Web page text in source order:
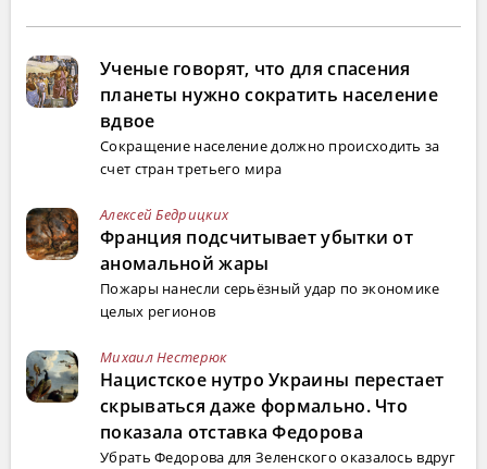
Ученые говорят, что для спасения
планеты нужно сократить население
вдвое
Сокращение население должно происходить за
счет стран третьего мира
Алексей Бедрицких
Франция подсчитывает убытки от
аномальной жары
Пожары нанесли серьёзный удар по экономике
целых регионов
Михаил Нестерюк
Нацистское нутро Украины перестает
скрываться даже формально. Что
показала отставка Федорова
Убрать Федорова для Зеленского оказалось вдруг